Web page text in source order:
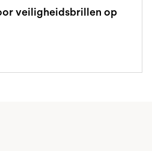
veiligheidsbrillen op